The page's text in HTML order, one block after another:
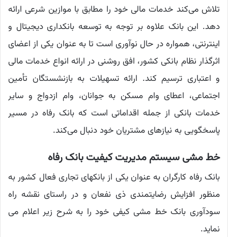
تلاش می‌کند خدمات مالی خود را مطابق با موازین شرعی ارائه
دهد. این بانک علاوه بر توجه به توسعه بانکداری دیجیتال و
اینترنتی، همواره در حال نوآوری است تا به عنوان یکی از اعضای
اثرگذار نظام بانکی کشور، افق روشنی در ارائه انواع خدمات مالی
و اعتباری ترسیم کند. ارائه تسهیلات به بازنشستگان تأمین
اجتماعی، اعطای وام مسکن به جوانان، وام ازدواج و سایر
خدمات بانکی از جمله اقداماتی است که بانک رفاه در مسیر
پاسخگویی به نیازهای مشتریان خود دنبال می‌کند.
خط مشی سیستم مدیریت کیفیت بانک رفاه
بانک رفاه کارگران به عنوان یکی از بانکهای تجاری فعال کشور به
منظور افزایش رضایتمندی ذی نفعان و در راستای نقشه راه
سودآوری بانک خط مشی کیفی خود را به شرح زیر اعلام می
نماید.